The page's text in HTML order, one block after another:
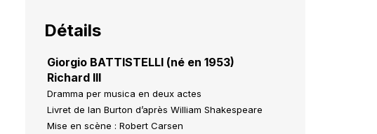
Détails
Giorgio BATTISTELLI (né en 1953)
Richard III
Dramma per musica en deux actes
Livret de Ian Burton d’après William Shakespeare
Mise en scène : Robert Carsen